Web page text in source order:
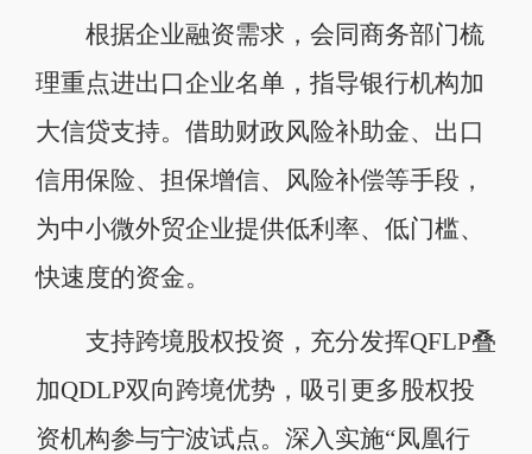
根据企业融资需求，会同商务部门梳
理重点进出口企业名单，指导银行机构加
大信贷支持。借助财政风险补助金、出口
信用保险、担保增信、风险补偿等手段，
为中小微外贸企业提供低利率、低门槛、
快速度的资金。
支持跨境股权投资，充分发挥QFLP叠
加QDLP双向跨境优势，吸引更多股权投
资机构参与宁波试点。深入实施“凤凰行